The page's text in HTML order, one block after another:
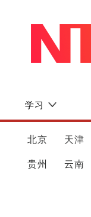
学习
北京 天津
贵州 云南